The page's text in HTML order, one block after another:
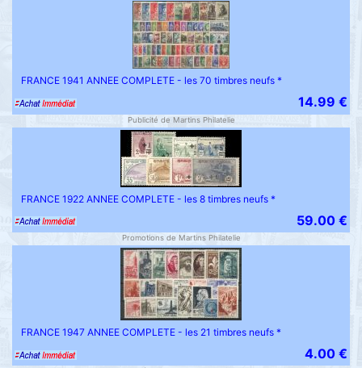
FRANCE 1941 ANNEE COMPLETE - les 70 timbres neufs *
14.99 €
Publicité de Martins Philatelie
FRANCE 1922 ANNEE COMPLETE - les 8 timbres neufs *
59.00 €
Promotions de Martins Philatelie
FRANCE 1947 ANNEE COMPLETE - les 21 timbres neufs *
4.00 €